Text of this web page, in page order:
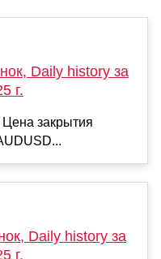
Daily history за
г.
закрытия
Daily history за
г.